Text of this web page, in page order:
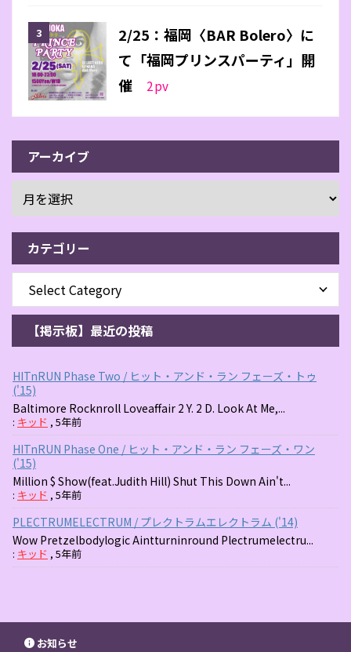
2/25：福岡〈BAR Bolero〉に
て「福岡プリンスパーティ」開
催
2pv
アーカイブ
カテゴリー
【掲示板】最近の投稿
HITnRUN Phase Two / ヒット・アンド・ラン フェーズ・トゥ
('15)
Baltimore Rocknroll Loveaffair 2 Y. 2 D. Look At Me,...
: キッド , 5年前
HITnRUN Phase One / ヒット・アンド・ラン フェーズ・ワン
('15)
Million $ Show(feat.Judith Hill) Shut This Down Ain't...
: キッド , 5年前
PLECTRUMELECTRUM / プレクトラムエレクトラム ('14)
Wow Pretzelbodylogic Aintturninround Plectrumelectru...
: キッド , 5年前
お知らせ